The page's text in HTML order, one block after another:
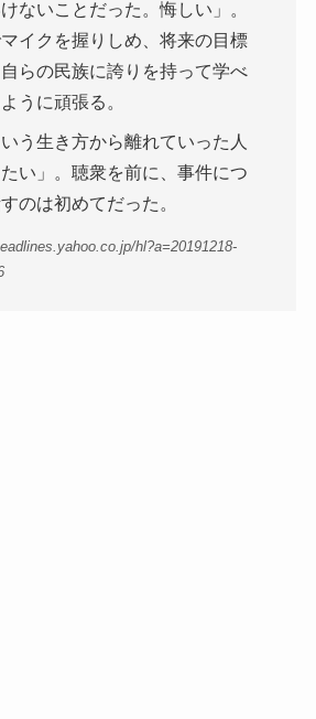
ないことだった。悔しい」。
イクを握りしめ、将来の目標
らの民族に誇りを持って学べ
うに頑張る。
う生き方から離れていった人
い」。聴衆を前に、事件につ
のは初めてだった。
hl?a=20191218-